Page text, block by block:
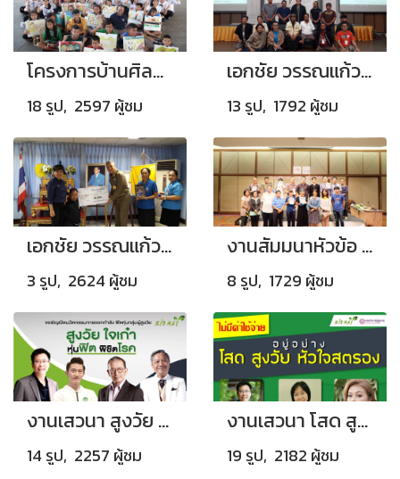
โครงการบ้านศิลปะเอกชัย วรรณแก้ว
18 รูป, 2597 ผู้ชม
เอกชัย วรรณแก้ว ประธานโครงการอาสาศิลป์ อบรมศิลปินที่ผ่านการคัดเลือก รุ่น 3
13 รูป, 1792 ผู้ชม
เอกชัย วรรณแก้ว มอบเงินสนับสนุนมูลนิธิราชประชานุเคราะห์ ในพระบรมราชูปถัมภ์
3 รูป, 2624 ผู้ชม
งานสัมมนาหัวข้อ “ไม่เปลี่ยน ไม่รอด เปลี่ยนธุรกิจในยุคดิจิทัล ต้อง Digital Transformation”
8 รูป, 1729 ผู้ชม
งานเสวนา สูงวัย ใจเก๋า
14 รูป, 2257 ผู้ชม
งานเสวนา โสด สูงวัย หัวใจสตรอง
19 รูป, 2182 ผู้ชม